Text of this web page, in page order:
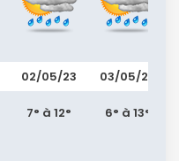
02/05/23
7° à 12°
03/05/23
6° à 13°